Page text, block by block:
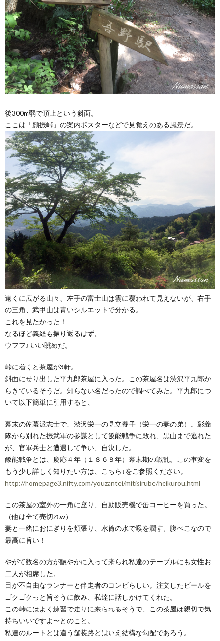
後300m弱で頂上という斜面。
ここは「顔振峠」の案内ポスターなどで見覚えのある風景だ。
遠くに広がる山々、左手の富士山は雲に覆われて見えないが、右手
の三角、武甲山は青いシルエットで分かる。
これを見たかった！
なるほど義経も振り返るはず。
ウフフ♪ いい眺めだ。
峠に着くと茶屋が3軒。
斜面にせり出した平九郎茶屋に入った。この茶屋名は渋沢平九郎か
らきているそうだ。知らない名だったので調べてみた。平九郎につ
いて以下簡単に引用すると、
幕末の佐幕派志士で、渋沢栄一の見立養子（栄一の妻の弟）。彰義
隊から別れた振武軍の参謀として飯能戦争に敗れ、黒山まで逃れた
が、官軍兵士と遭遇して争い、自決した。
飯能戦争とは、慶応４年（１８６８年）幕末期の戦乱。この事変を
もう少し詳しく知りたい方は、こちら↓をご参照ください。
http://homepage3.nifty.com/youzantei/mitisirube/heikurou.html
この茶屋の室外の一角に座り、自動販売機で缶コーヒーを買った。
（他は全て売切れw）
妻と一緒におにぎりを頬張り、水筒の水で喉を潤す。腹ぺこなので
最高に旨い！
やがて数名の方が賑やかに入って来られ私達のテーブルにも女性お
二人が相席した。
目が不自由なランナーと伴走者のコンビらしい。注文したビールを
ゴクゴクっと旨そうに飲み、私達に話しかけてくれた。
この峠にはよく練習で走りに来られるそうで、この茶屋は親切で気
持ちいいですよ〜とのこと。
私達のルートとは違う舗装路とはいえ結構な勾配であろう。